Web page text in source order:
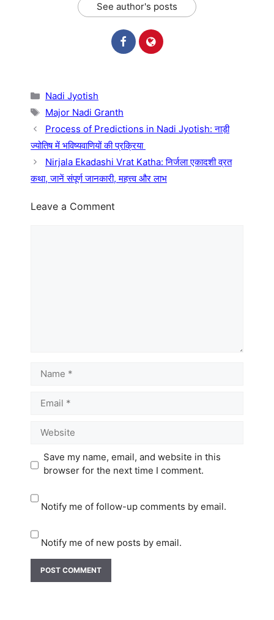
See author's posts
Categories
Nadi Jyotish
Tags
Major Nadi Granth
Process of Predictions in Nadi Jyotish: नाड़ी
ज्योतिष में भविष्यवाणियों की प्रक्रिया
Nirjala Ekadashi Vrat Katha: निर्जला एकादशी व्रत
कथा, जानें संपूर्ण जानकारी, महत्त्व और लाभ
Leave a Comment
Name
Email
Website
Save my name, email, and website in this
browser for the next time I comment.
Notify me of follow-up comments by email.
Notify me of new posts by email.